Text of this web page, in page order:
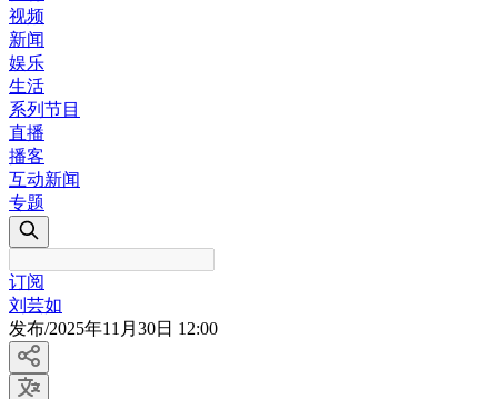
视频
新闻
娱乐
生活
系列节目
直播
播客
互动新闻
专题
订阅
刘芸如
发布/2025年11月30日 12:00